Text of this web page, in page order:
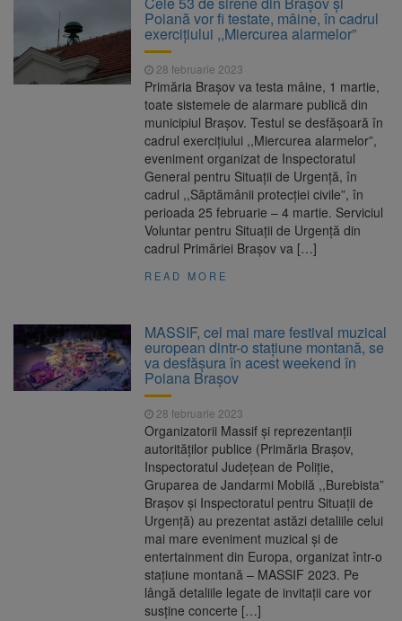
6 august 2026
AUR a lansat platforma
suspeND.ro pentru urmărirea inițiativei de
suspendare a președintelui Nicușor Dan
6 august 2026
Înalta Curte analizează
dosarul lui Călin Georgescu și Horațiu Potra.
Judecătorii decid dacă începe procesul
Strategia națională pentru
biodiversitate 2026-2030, adoptată de Senat.
Proiectul merge la promulgare
Poiană vor fi testate, mâine, în cadrul
exercițiului ,,Miercurea alarmelor”
28 februarie 2023
Primăria Brașov va testa mâine, 1 martie,
toate sistemele de alarmare publică din
municipiul Brașov. Testul se desfășoară în
cadrul exercițiului ,,Miercurea alarmelor”,
eveniment organizat de Inspectoratul
General pentru Situații de Urgență, în
cadrul ,,Săptămânii protecției civile”, în
perioada 25 februarie – 4 martie. Serviciul
Voluntar pentru Situații de Urgență din
cadrul Primăriei Brașov va […]
READ MORE
MASSIF, cel mai mare festival muzical
european dintr-o stațiune montană, se
va desfășura în acest weekend în
Poiana Brașov
28 februarie 2023
Organizatorii Massif și reprezentanții
autorităților publice (Primăria Brașov,
Inspectoratul Județean de Poliție,
Gruparea de Jandarmi Mobilă ,,Burebista”
Brașov și Inspectoratul pentru Situații de
Urgență) au prezentat astăzi detaliile celui
mai mare eveniment muzical și de
entertainment din Europa, organizat într-o
stațiune montană – MASSIF 2023. Pe
lângă detaliile legate de invitații care vor
susține concerte […]